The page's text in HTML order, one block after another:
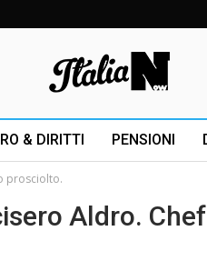
& DIRITTI PENSIONI
prosciolto.
Aldro.